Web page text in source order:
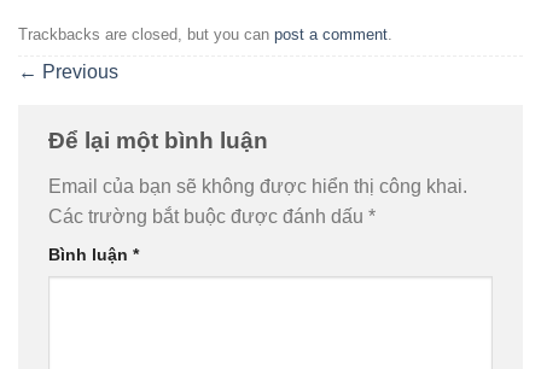
Trackbacks are closed, but you can post a comment
← Previous
Để lại một bình luận
Email của bạn sẽ không được hiển thị công khai.
Các trường bắt buộc được đánh dấu *
Bình luận *